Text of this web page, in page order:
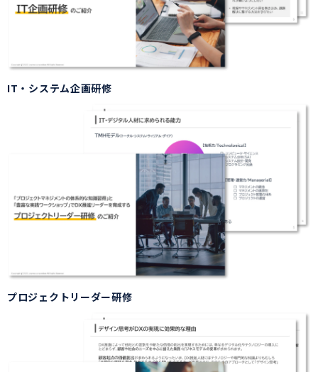
IT・システム企画研修
プロジェクトリーダー研修